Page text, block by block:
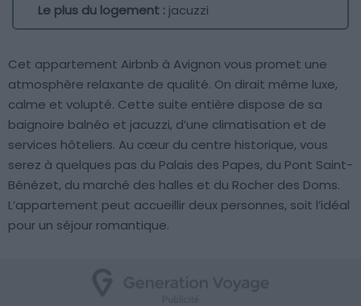
Le plus du logement : jacuzzi
Cet appartement Airbnb à Avignon vous promet une
atmosphère relaxante de qualité. On dirait même luxe,
calme et volupté. Cette suite entière dispose de sa
baignoire balnéo et jacuzzi, d’une climatisation et de
services hôteliers. Au cœur du centre historique, vous
serez à quelques pas du Palais des Papes, du Pont Saint-
Bénézet, du marché des halles et du Rocher des Doms.
L’appartement peut accueillir deux personnes, soit l’idéal
pour un séjour romantique.